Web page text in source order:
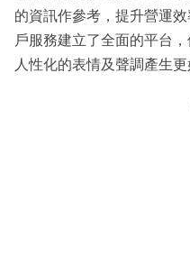
的資訊作參考，提升營運
戶服務建立了全面的平台
人性化的表情及聲調產生更